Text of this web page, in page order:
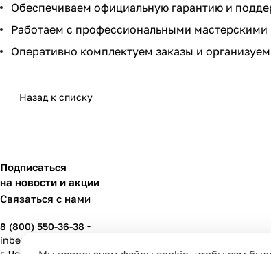
Обеспечиваем официальную гарантию и
Работаем с профессиональными
Оперативно комплектуем заказы и
Назад к списку
Подписаться
на новости и акции
Связаться с нами
8 (800) 550-36-38
inbenzo35@list.ru